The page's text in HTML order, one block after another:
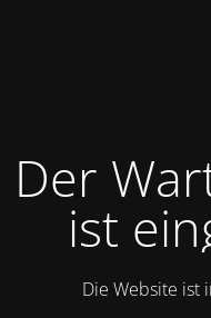
Der
ist
Die Website ist